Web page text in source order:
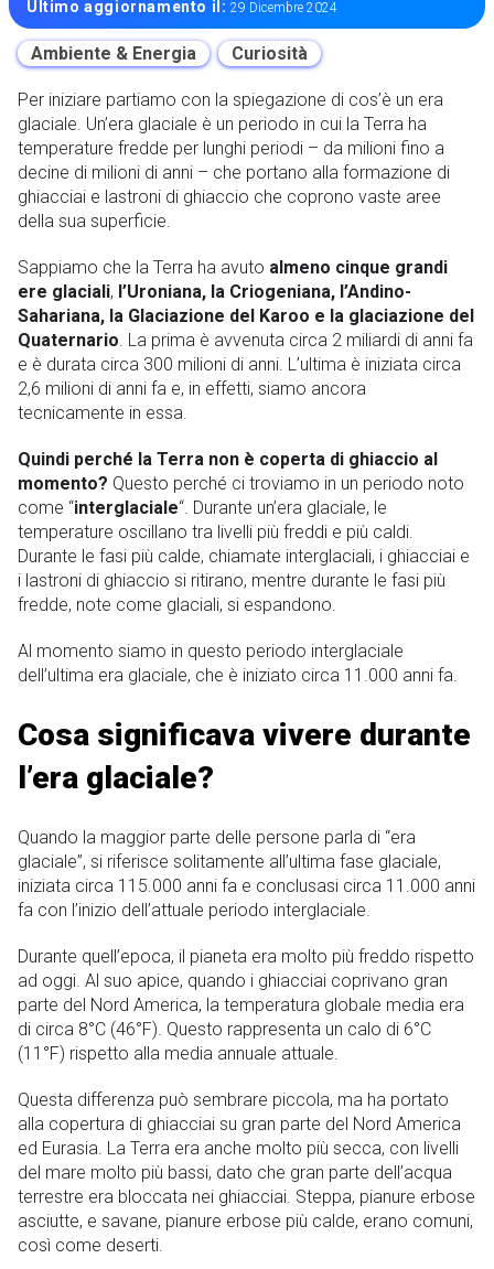
Ultimo aggiornamento il:29 Dicembre 2024
Ambiente & Energia Curiosità
Per iniziare partiamo con la spiegazione di cos’è un era
glaciale. Un’era glaciale è un periodo in cui la Terra ha
temperature fredde per lunghi periodi – da milioni fino a
decine di milioni di anni – che portano alla formazione di
ghiacciai e lastroni di ghiaccio che coprono vaste aree
della sua superficie.
Sappiamo che la Terra ha avuto almeno cinque grandi
ere glaciali, l’Uroniana, la Criogeniana, l’Andino-
Sahariana, la Glaciazione del Karoo e la glaciazione del
Quaternario. La prima è avvenuta circa 2 miliardi di anni fa
e è durata circa 300 milioni di anni. L’ultima è iniziata circa
2,6 milioni di anni fa e, in effetti, siamo ancora
tecnicamente in essa.
Quindi perché la Terra non è coperta di ghiaccio al
momento? Questo perché ci troviamo in un periodo noto
come “interglaciale“. Durante un’era glaciale, le
temperature oscillano tra livelli più freddi e più caldi.
Durante le fasi più calde, chiamate interglaciali, i ghiacciai e
i lastroni di ghiaccio si ritirano, mentre durante le fasi più
fredde, note come glaciali, si espandono.
Al momento siamo in questo periodo interglaciale
dell’ultima era glaciale, che è iniziato circa 11.000 anni fa.
Cosa significava vivere durante
l’era glaciale?
Quando la maggior parte delle persone parla di “era
glaciale”, si riferisce solitamente all’ultima fase glaciale,
iniziata circa 115.000 anni fa e conclusasi circa 11.000 anni
fa con l’inizio dell’attuale periodo interglaciale.
Durante quell’epoca, il pianeta era molto più freddo rispetto
ad oggi. Al suo apice, quando i ghiacciai coprivano gran
parte del Nord America, la temperatura globale media era
di circa 8°C (46°F). Questo rappresenta un calo di 6°C
(11°F) rispetto alla media annuale attuale.
Questa differenza può sembrare piccola, ma ha portato
alla copertura di ghiacciai su gran parte del Nord America
ed Eurasia. La Terra era anche molto più secca, con livelli
del mare molto più bassi, dato che gran parte dell’acqua
terrestre era bloccata nei ghiacciai. Steppa, pianure erbose
asciutte, e savane, pianure erbose più calde, erano comuni,
così come deserti.